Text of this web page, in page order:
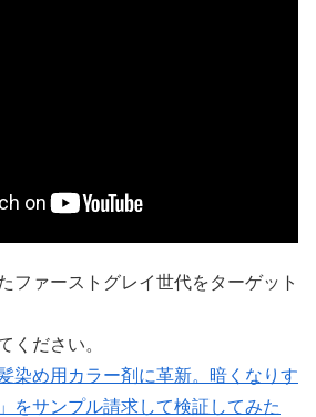
ファーストグレイ世代をターゲット
ください。
染め用カラー剤に革新。暗くなりす
をサンプル請求して検証してみた